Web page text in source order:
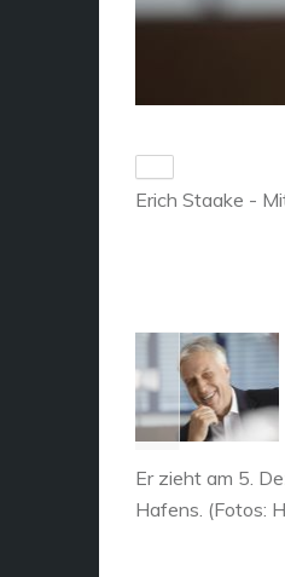
Erich Staake -
Er zieht am 5.
Hafens. (Fotos: